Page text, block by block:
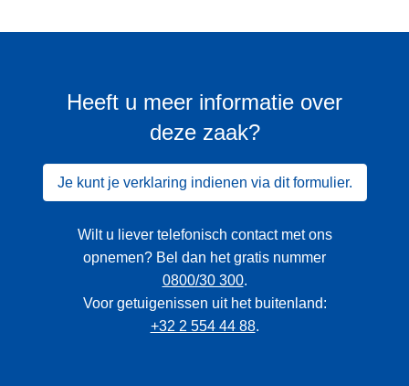
Heeft u meer informatie over
deze zaak?
Je kunt je verklaring indienen via dit formulier.
Wilt u liever telefonisch contact met ons
opnemen? Bel dan het gratis nummer
0800/30 300.
Voor getuigenissen uit het buitenland:
+32 2 554 44 88.